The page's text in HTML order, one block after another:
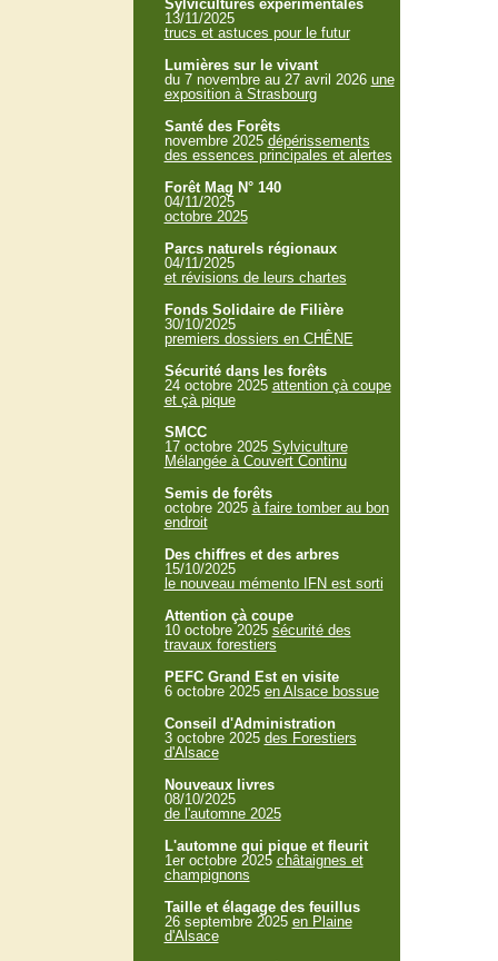
Sylvicultures expérimentales
13/11/2025
trucs et astuces pour le futur
Lumières sur le vivant
du 7 novembre au 27 avril 2026 une
exposition à Strasbourg
Santé des Forêts
novembre 2025 dépérissements
des essences principales et alertes
Forêt Mag N° 140
04/11/2025
octobre 2025
Parcs naturels régionaux
04/11/2025
et révisions de leurs chartes
Fonds Solidaire de Filière
30/10/2025
premiers dossiers en CHÊNE
Sécurité dans les forêts
24 octobre 2025 attention çà coupe
et çà pique
SMCC
17 octobre 2025 Sylviculture
Mélangée à Couvert Continu
Semis de forêts
octobre 2025 à faire tomber au bon
endroit
Des chiffres et des arbres
15/10/2025
le nouveau mémento IFN est sorti
Attention çà coupe
10 octobre 2025 sécurité des
travaux forestiers
PEFC Grand Est en visite
6 octobre 2025 en Alsace bossue
Conseil d'Administration
3 octobre 2025 des Forestiers
d'Alsace
Nouveaux livres
08/10/2025
de l'automne 2025
L'automne qui pique et fleurit
1er octobre 2025 châtaignes et
champignons
Taille et élagage des feuillus
26 septembre 2025 en Plaine
d'Alsace